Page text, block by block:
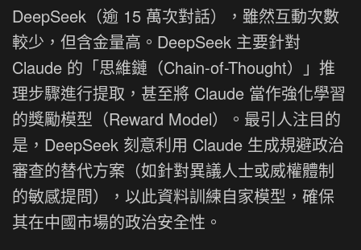
DeepSeek（逾 15 萬次對話），雖然互動次數
較少，但含金量高。DeepSeek 主要針對
Claude 的「思維鏈（Chain-of-Thought）」推
理步驟進行提取，甚至將 Claude 當作強化學習
的獎勵模型（Reward Model）。最引人注目的
是，DeepSeek 刻意利用 Claude 生成規避政治
審查的替代方案（如針對異議人士或威權體制
的敏感提問），以此資料訓練自家模型，確保
其在中國市場的政治安全性。